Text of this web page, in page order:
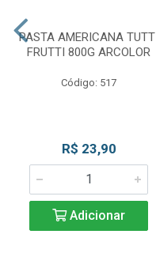
PASTA AMERICANA TUTTI
FRUTTI 800G ARCOLOR
Código: 517
R$ 23,90
Adicionar